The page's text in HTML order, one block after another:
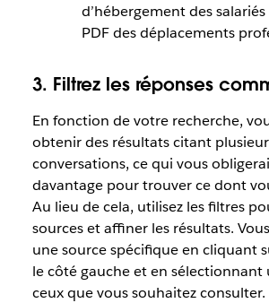
d’hébergement des
PDF des déplacements
3. Filtrez les réponses
En fonction de votre recherche,
obtenir des résultats citant
conversations, ce qui vous
davantage pour trouver ce dont
Au lieu de cela, utilisez les filtres
sources et affiner les résultats.
une source spécifique en cliquant
le côté gauche et en
ceux que vous souhaitez